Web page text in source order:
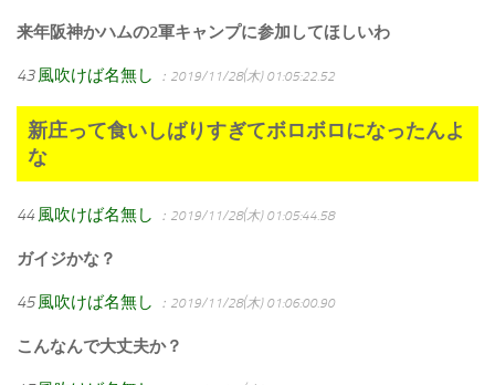
来年阪神かハムの2軍キャンプに参加してほしいわ
43 風吹けば名無し ：2019/11/28(木) 01:05:22.52
新庄って食いしばりすぎてボロボロになったんよ
な
44 風吹けば名無し ：2019/11/28(木) 01:05:44.58
ガイジかな？
45 風吹けば名無し ：2019/11/28(木) 01:06:00.90
こんなんで大丈夫か？